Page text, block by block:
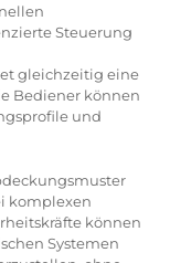
Steuerung
gleichzeitig eine
Bediener können
und
komplexen
können
Systemen